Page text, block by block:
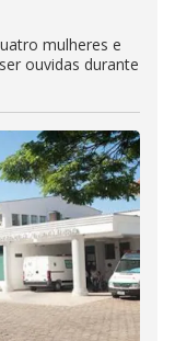
mulheres e
ouvidas durante